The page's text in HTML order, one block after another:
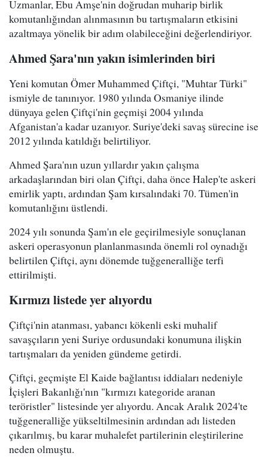
Uzmanlar, Ebu Amşe'nin doğrudan muharip birlik
komutanlığından alınmasının bu tartışmaların etkisini
azaltmaya yönelik bir adım olabileceğini değerlendiriyor.
Ahmed Şara'nın yakın isimlerinden biri
Yeni komutan Ömer Muhammed Çiftçi, "Muhtar Türki"
ismiyle de tanınıyor. 1980 yılında Osmaniye ilinde
dünyaya gelen Çiftçi'nin geçmişi 2004 yılında
Afganistan'a kadar uzanıyor. Suriye'deki savaş sürecine ise
2012 yılında katıldığı belirtiliyor.
Ahmed Şara'nın uzun yıllardır yakın çalışma
arkadaşlarından biri olan Çiftçi, daha önce Halep'te askeri
emirlik yaptı, ardından Şam kırsalındaki 70. Tümen'in
komutanlığını üstlendi.
2024 yılı sonunda Şam'ın ele geçirilmesiyle sonuçlanan
askeri operasyonun planlanmasında önemli rol oynadığı
belirtilen Çiftçi, aynı dönemde tuğgeneralliğe terfi
ettirilmişti.
Kırmızı listede yer alıyordu
Çiftçi'nin atanması, yabancı kökenli eski muhalif
savaşçıların yeni Suriye ordusundaki konumuna ilişkin
tartışmaları da yeniden gündeme getirdi.
Çiftçi, geçmişte El Kaide bağlantısı iddiaları nedeniyle
İçişleri Bakanlığı'nın "kırmızı kategoride aranan
teröristler" listesinde yer alıyordu. Ancak Aralık 2024'te
tuğgeneralliğe yükseltilmesinin ardından adı listeden
çıkarılmış, bu karar muhalefet partilerinin eleştirilerine
neden olmuştu.